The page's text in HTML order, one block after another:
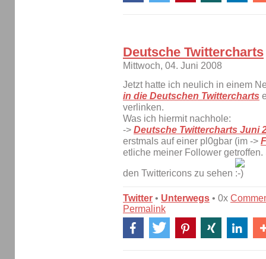
Deutsche Twittercharts
Mittwoch, 04. Juni 2008
Jetzt hatte ich neulich in einem
in die Deutschen Twittercharts
verlinken.
Was ich hiermit nachhole:
-> Deutsche Twittercharts Juni
erstmals auf einer pl0gbar (im ->
etliche meiner Follower
den Twittericons zu sehen
Twitter • Unterwegs • 0x
Permalink